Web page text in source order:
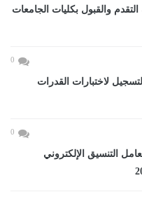
2026.. طريقة التقدم والقبول بكليات الجامعات
0
2026.. رابط التسجيل لاختبارات القدرات
0
التنسيق الإلكتروني